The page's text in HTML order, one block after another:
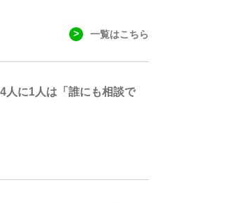
一覧はこちら
人に1人は「誰にも相談で